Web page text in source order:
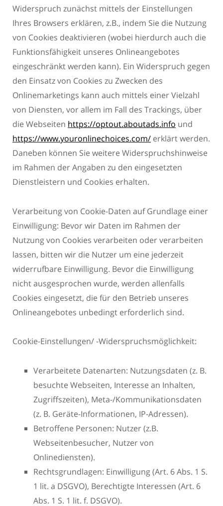
Widerspruch zunächst mittels der Einstellungen
Ihres Browsers erklären, z.B., indem Sie die Nutzung
von Cookies deaktivieren (wobei hierdurch auch die
Funktionsfähigkeit unseres Onlineangebotes
eingeschränkt werden kann). Ein Widerspruch gegen
den Einsatz von Cookies zu Zwecken des
Onlinemarketings kann auch mittels einer Vielzahl
von Diensten, vor allem im Fall des Trackings, über
die Webseiten https://optout.aboutads.info und
https://www.youronlinechoices.com/ erklärt werden.
Daneben können Sie weitere Widerspruchshinweise
im Rahmen der Angaben zu den eingesetzten
Dienstleistern und Cookies erhalten.
Verarbeitung von Cookie-Daten auf Grundlage einer
Einwilligung: Bevor wir Daten im Rahmen der
Nutzung von Cookies verarbeiten oder verarbeiten
lassen, bitten wir die Nutzer um eine jederzeit
widerrufbare Einwilligung. Bevor die Einwilligung
nicht ausgesprochen wurde, werden allenfalls
Cookies eingesetzt, die für den Betrieb unseres
Onlineangebotes unbedingt erforderlich sind.
Cookie-Einstellungen/ -Widerspruchsmöglichkeit:
Verarbeitete Datenarten: Nutzungsdaten (z. B.
besuchte Webseiten, Interesse an Inhalten,
Zugriffszeiten), Meta-/Kommunikationsdaten
(z. B. Geräte-Informationen, IP-Adressen).
Betroffene Personen: Nutzer (z.B.
Webseitenbesucher, Nutzer von
Onlinediensten).
Rechtsgrundlagen: Einwilligung (Art. 6 Abs. 1 S.
1 lit. a DSGVO), Berechtigte Interessen (Art. 6
Abs. 1 S. 1 lit. f. DSGVO).